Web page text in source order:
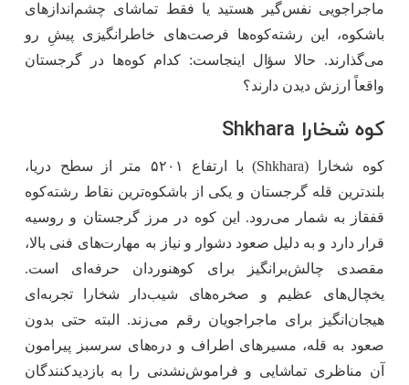
ماجراجویی نفس‌گیر هستید یا فقط تماشای چشم‌اندازهای
باشکوه، این رشته‌کوه‌ها فرصت‌های خاطرانگیزی پیشِ رو
می‌گذارند. حالا سؤال اینجاست: کدام کوه‌ها در گرجستان
واقعاً ارزش دیدن دارند؟
کوه شخارا Shkhara
کوه شخارا (Shkhara) با ارتفاع ۵۲۰۱ متر از سطح دریا،
بلندترین قله گرجستان و یکی از باشکوه‌ترین نقاط رشته‌کوه
قفقاز به شمار می‌رود. این کوه در مرز گرجستان و روسیه
قرار دارد و به‌ دلیل صعود دشوار و نیاز به مهارت‌های فنی بالا،
مقصدی چالش‌برانگیز برای کوهنوردان حرفه‌ای است.
یخچال‌های عظیم و صخره‌های شیب‌دار شخارا تجربه‌ای
هیجان‌انگیز برای ماجراجویان رقم می‌زند. البته حتی بدون
صعود به قله، مسیرهای اطراف و دره‌های سرسبز پیرامون
آن مناظری تماشایی و فراموش‌نشدنی را به بازدیدکنندگان